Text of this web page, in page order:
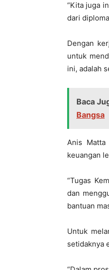
“Kita juga
dari
Dengan
untuk
ini, adalah
Baca
Bangsa
Anis Matta
keuangan
“Tugas
dan
bantuan
Untuk
setidaknya